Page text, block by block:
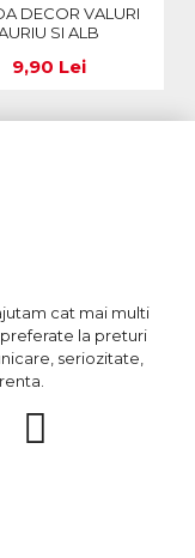
DECOR VALURI
SI ALB
9,90 Lei
cat mai multi
la preturi
seriozitate,